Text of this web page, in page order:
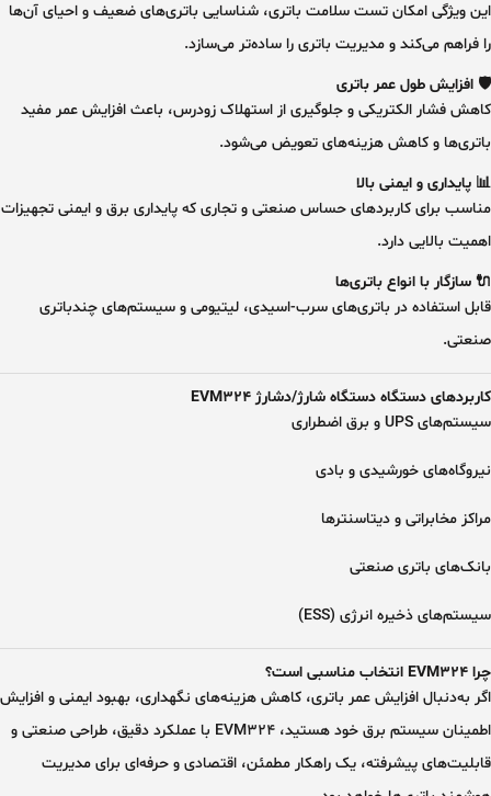
این ویژگی امکان تست سلامت باتری، شناسایی باتری‌های ضعیف و احیای آن‌ها
را فراهم می‌کند و مدیریت باتری را ساده‌تر می‌سازد.
🛡 افزایش طول عمر باتری
کاهش فشار الکتریکی و جلوگیری از استهلاک زودرس، باعث افزایش عمر مفید
باتری‌ها و کاهش هزینه‌های تعویض می‌شود.
📊 پایداری و ایمنی بالا
مناسب برای کاربردهای حساس صنعتی و تجاری که پایداری برق و ایمنی تجهیزات
اهمیت بالایی دارد.
🔌 سازگار با انواع باتری‌ها
قابل استفاده در باتری‌های سرب-اسیدی، لیتیومی و سیستم‌های چندباتری
صنعتی.
کاربردهای دستگاه دستگاه شارژ/دشارژ EVM324
سیستم‌های UPS و برق اضطراری
نیروگاه‌های خورشیدی و بادی
مراکز مخابراتی و دیتاسنترها
بانک‌های باتری صنعتی
سیستم‌های ذخیره انرژی (ESS)
چرا EVM324 انتخاب مناسبی است؟
اگر به‌دنبال افزایش عمر باتری، کاهش هزینه‌های نگهداری، بهبود ایمنی و افزایش
اطمینان سیستم برق خود هستید، EVM324 با عملکرد دقیق، طراحی صنعتی و
قابلیت‌های پیشرفته، یک راهکار مطمئن، اقتصادی و حرفه‌ای برای مدیریت